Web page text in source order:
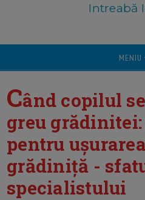
Intreabă
MENIU
Când copilul
greu
pentru
grădiniță -
specialistului